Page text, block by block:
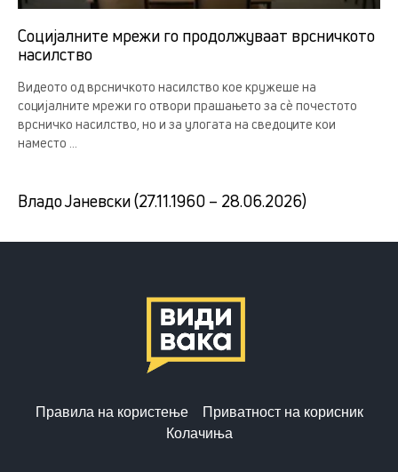
Социјалните мрежи го продолжуваат врсничкото
насилство
Видеото од врсничкото насилство кое кружеше на
социјалните мрежи го отвори прашањето за сè почестото
врсничко насилство, но и за улогата на сведоците кои
наместо ...
Владо Јаневски (27.11.1960 – 28.06.2026)
Правила на користење
Приватност на корисник
Колачиња